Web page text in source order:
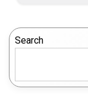
Search